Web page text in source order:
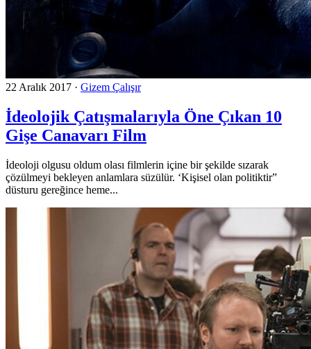
22 Aralık 2017 · Gizem Çalışır
İdeolojik Çatışmalarıyla Öne Çıkan 10
Gişe Canavarı Film
İdeoloji olgusu oldum olası filmlerin içine bir şekilde sızarak
çözülmeyi bekleyen anlamlara süzülür. ‘Kişisel olan politiktir”
düsturu gereğince heme...